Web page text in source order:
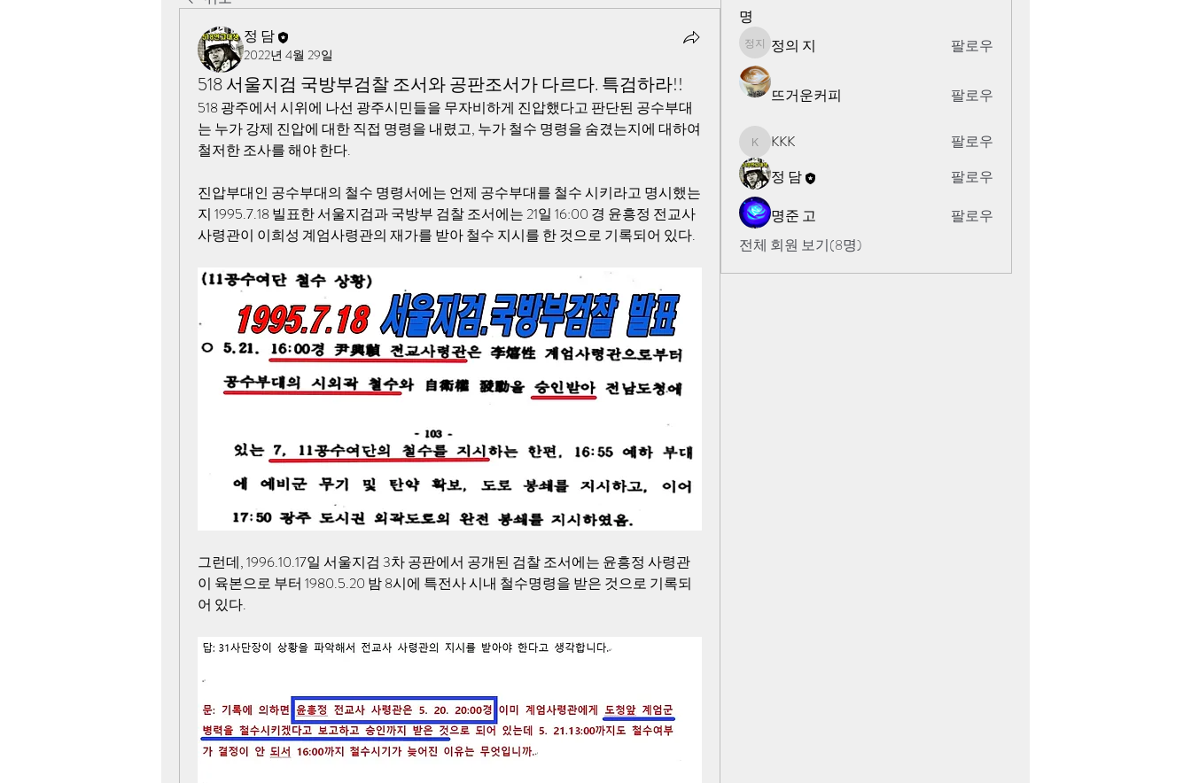
정 담
2022년 4월 29일
518 서울지검 국방부검찰 조서와 공판조서가 다르다. 특검하라!!
518 광주에서 시위에 나선 광주시민들을 무자비하게 진압했다고 판단된 공수부대
는 누가 강제 진압에 대한 직접 명령을 내렸고, 누가 철수 명령을 숨겼는지에 대하여
철저한 조사를 해야 한다.
진압부대인 공수부대의 철수 명령서에는 언제 공수부대를 철수 시키라고 명시했는
지 1995.7.18 빌표한 서울지검과 국방부 검찰 조서에는 21일 16:00 경 윤흥정 전교사
사령관이 이희성 계엄사령관의 재가를 받아 철수 지시를 한 것으로 기록되어 있다.
그런데, 1996.10.17일 서울지검 3차 공판에서 공개된 검찰 조서에는 윤흥정 사령관
이 육본으로 부터 1980.5.20 밤 8시에 특전사 시내 철수명령을 받은 것으로 기록되
어 있다.
명
정의 지
정의 지 팔로우
뜨거운커피 팔로우
KKKKKK
팔로우
정 담
팔로우
명준 고
팔로우
전체 회원 보기(8명)